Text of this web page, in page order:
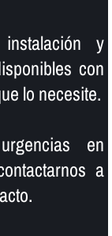
y
con
lo necesite.
en
a